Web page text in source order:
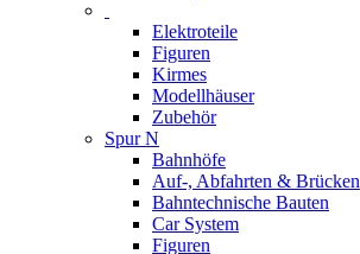
Elektroteile
Figuren
Kirmes
Modellhäuser
Zubehör
Spur N
Bahnhöfe
Auf-, Abfahrten & Brücken
Bahntechnische Bauten
Car System
Figuren